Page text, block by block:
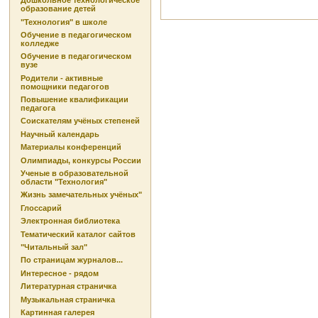
образование детей
"Технология" в школе
Обучение в педагогическом
колледже
Обучение в педагогическом
вузе
Родители - активные
помощники педагогов
Повышение квалификации
педагога
Соискателям учёных степеней
Научный календарь
Материалы конференций
Олимпиады, конкурсы России
Ученые в образовательной
области "Технология"
Жизнь замечательных учёных"
Глоссарий
Электронная библиотека
Тематический каталог сайтов
"Читальный зал"
По страницам журналов...
Интересное - рядом
Литературная страничка
Музыкальная страничка
Картинная галерея